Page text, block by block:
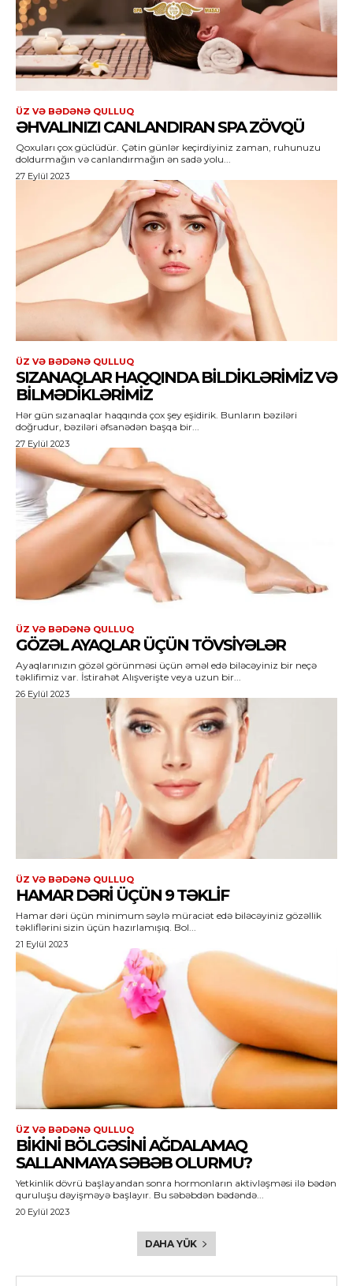
ÜZ VƏ BƏDƏNƏ QULLUQ
ƏHVALINIZI CANLANDIRAN SPA ZÖVQÜ
Qoxuları çox güclüdür. Çətin günlər keçirdiyiniz zaman, ruhunuzu
doldurmağın və canlandırmağın ən sadə yolu...
27 Eylül 2023
ÜZ VƏ BƏDƏNƏ QULLUQ
SIZANAQLAR HAQQINDA BILDIKLƏRIMIZ VƏ
BILMƏDIKLƏRIMIZ
Hər gün sızanaqlar haqqında çox şey eşidirik. Bunların bəziləri
doğrudur, bəziləri əfsanədən başqa bir...
27 Eylül 2023
ÜZ VƏ BƏDƏNƏ QULLUQ
GÖZƏL AYAQLAR ÜÇÜN TÖVSIYƏLƏR
Ayaqlarınızın gözəl görünməsi üçün əməl edə biləcəyiniz bir neçə
təklifimiz var. İstirahət Alışverişte veya uzun bir...
26 Eylül 2023
ÜZ VƏ BƏDƏNƏ QULLUQ
HAMAR DƏRI ÜÇÜN 9 TƏKLIF
Hamar dəri üçün minimum səylə müraciət edə biləcəyiniz gözəllik
təkliflərini sizin üçün hazırlamışıq. Bol...
21 Eylül 2023
ÜZ VƏ BƏDƏNƏ QULLUQ
BIKINI BÖLGƏSINI AĞDALAMAQ
SALLANMAYA SƏBƏB OLURMU?
Yetkinlik dövrü başlayandan sonra hormonların aktivləşməsi ilə bədən
quruluşu dəyişməyə başlayır. Bu səbəbdən bədəndə...
20 Eylül 2023
DAHA YÜK